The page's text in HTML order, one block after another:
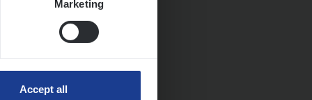
Marketing
Accept all